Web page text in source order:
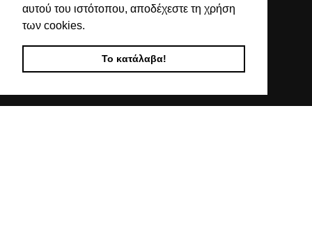
αυτού του ιστότοπου, αποδέχεστε τη χρήση
των cookies.
Το κατάλαβα!
ΤΡΟΠΟΙ ΠΛΗΡΩΜΗΣ ΑΠΟΣΤΟΛΗΣ
ΠΟΛΙΤΙΚΗ ΑΠΟΡΡΗΤΟΥ
Ο ΛΟΓΑΡΙΑΣΜΟΣ ΜΟΥ
Χαλκιδικής 19, 546 43,